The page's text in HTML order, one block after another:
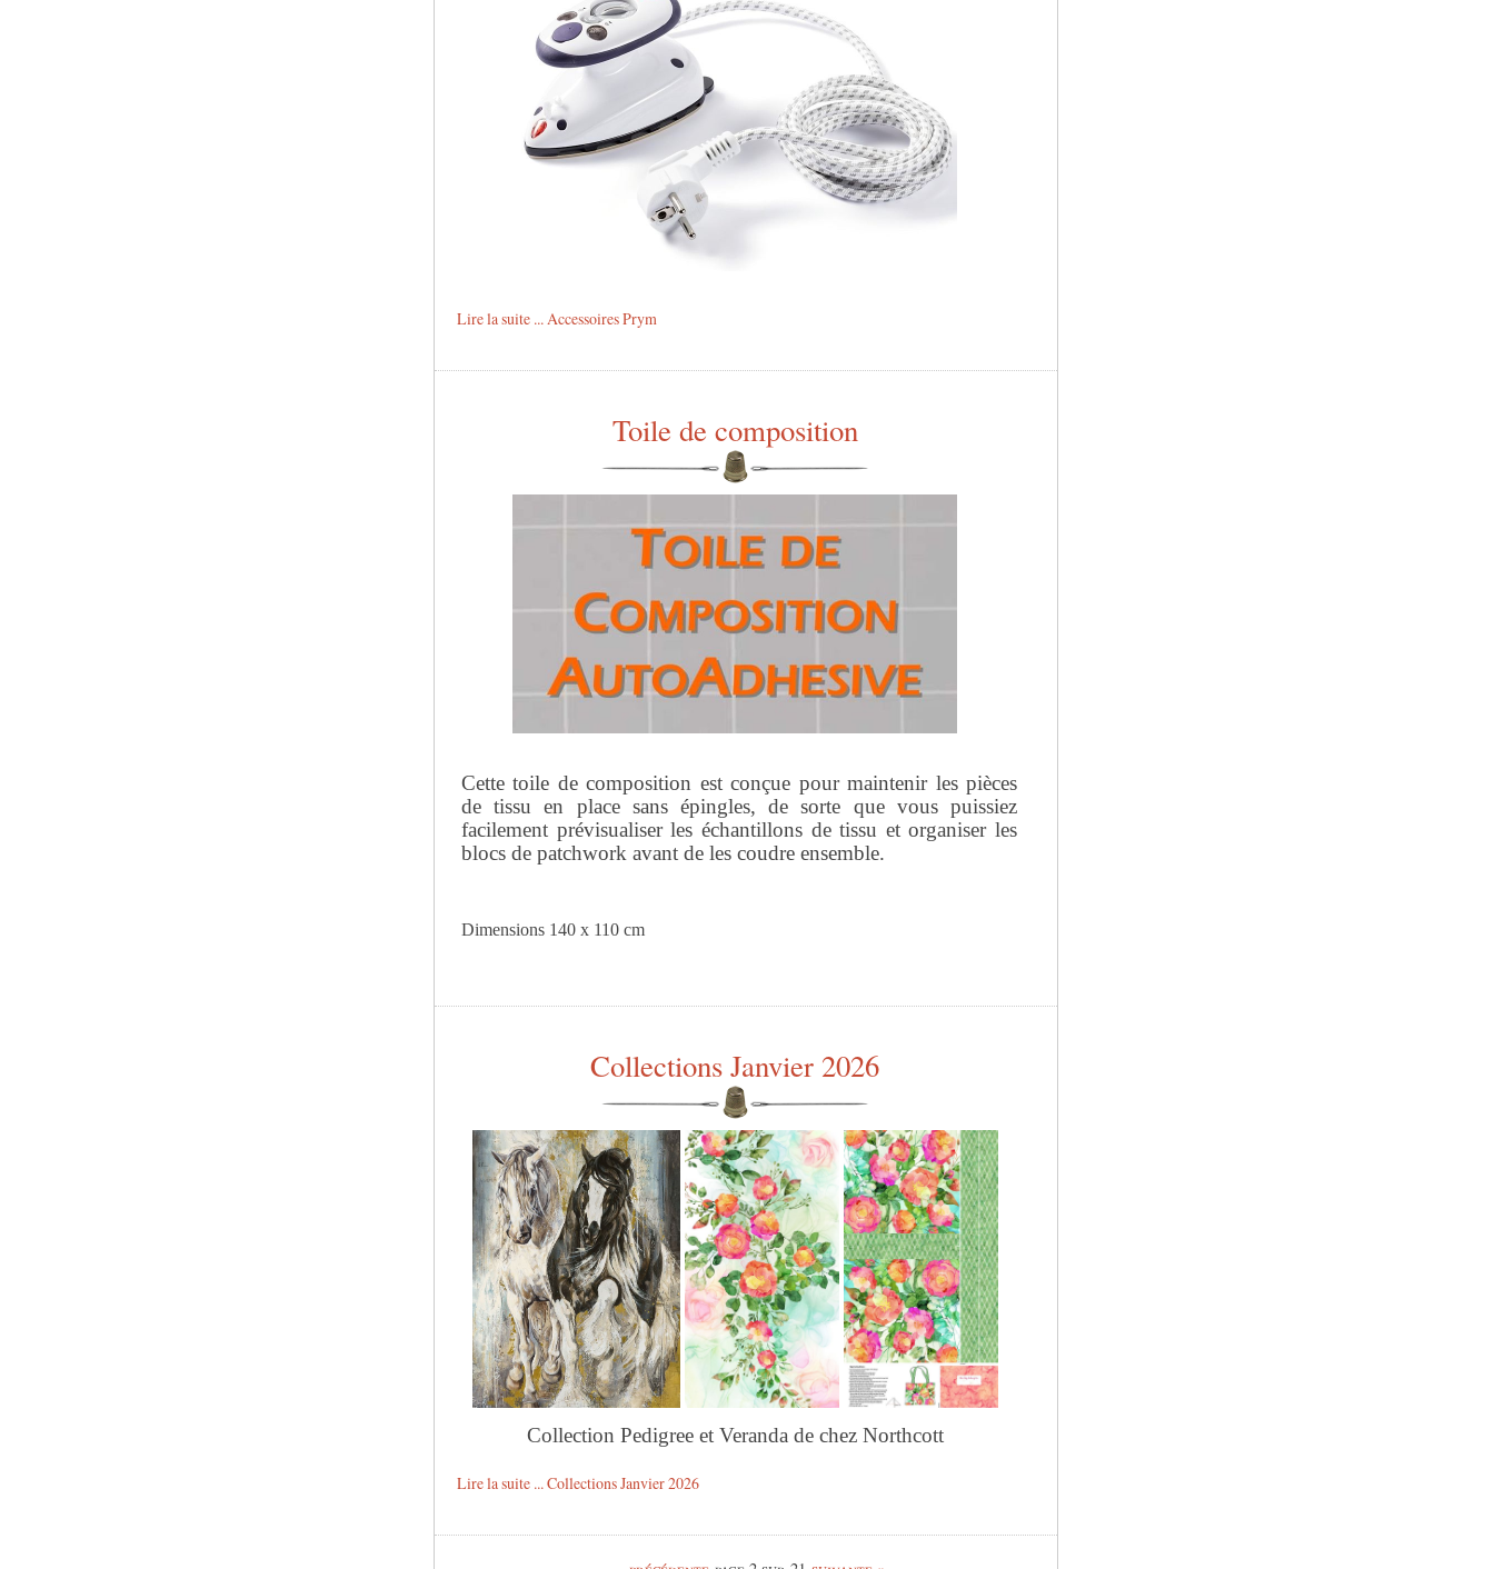
Lire la suite ... Accessoires Prym
Toile de composition
Cette toile de composition est conçue pour maintenir les pièces
de tissu en place sans épingles, de sorte que vous puissiez
facilement prévisualiser les échantillons de tissu et organiser les
blocs de patchwork avant de les coudre ensemble.
Dimensions 140 x 110 cm
Collections Janvier 2026
Collection Pedigree et Veranda de chez Northcott
Lire la suite ... Collections Janvier 2026